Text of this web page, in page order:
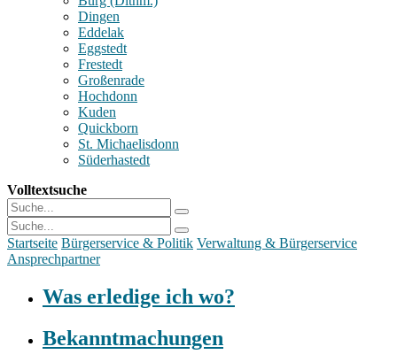
Dingen
Eddelak
Eggstedt
Frestedt
Großenrade
Hochdonn
Kuden
Quickborn
St. Michaelisdonn
Süderhastedt
Volltextsuche
Startseite Bürgerservice & Politik Verwaltung & Bürgerservice
Ansprechpartner
Was erledige ich wo?
Bekanntmachungen